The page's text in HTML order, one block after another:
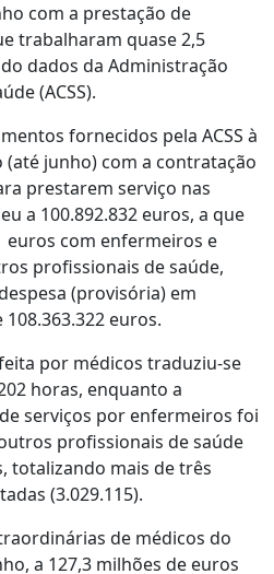
com a prestação de
trabalharam quase 2,5
dados da Administração
(ACSS).
fornecidos pela ACSS à
(até junho) com a contratação
prestarem serviço nas
a 100.892.832 euros, a que
euros com enfermeiros e
profissionais de saúde,
(provisória) em
euros.
por médicos traduziu-se
horas, enquanto a
serviços por enfermeiros foi
profissionais de saúde
totalizando mais de três
(3.029.115).
de médicos do
a 127,3 milhões de euros